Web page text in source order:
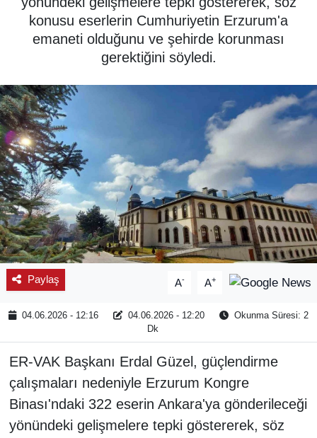
konusu eserlerin Cumhuriyetin Erzurum'a
emaneti olduğunu ve şehirde korunması
gerektiğini söyledi.
Paylaş A- A+
04.06.2026 - 12:16 04.06.2026 - 12:20
Okunma Süresi: 2
Dk
ER-VAK Başkanı Erdal Güzel, güçlendirme
çalışmaları nedeniyle Erzurum Kongre
Binası'ndaki 322 eserin Ankara'ya gönderileceği
yönündeki gelişmelere tepki göstererek, söz
KÜLTÜR SANAT
MAGAZİN